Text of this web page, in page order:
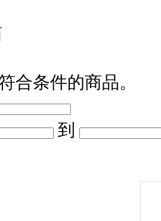
合条件的商品。
到